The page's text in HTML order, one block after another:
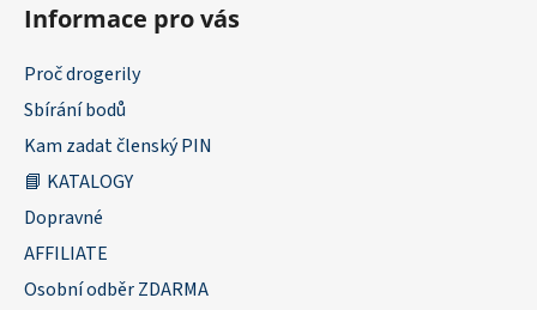
Informace pro vás
Proč drogerily
Sbírání bodů
Kam zadat členský PIN
📘 KATALOGY
Dopravné
AFFILIATE
Osobní odběr ZDARMA